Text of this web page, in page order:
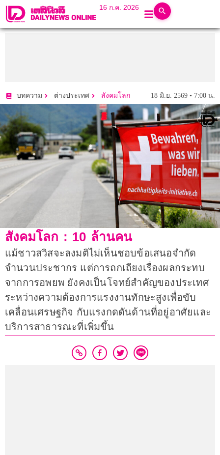
16 ก.ค. 2026
บทความ ต่างประเทศ สังคมโลก 18 มิ.ย. 2569 • 7:00 น.
สังคมโลก : 10 ล้านคน
แม้ชาวสวิสจะลงมติไม่เห็นชอบข้อเสนอจำกัด
จำนวนประชากร แต่การถกเถียงเรื่องผลกระทบ
จากการอพยพ ยังคงเป็นโจทย์สำคัญของประเทศ
ระหว่างความต้องการแรงงานทักษะสูงเพื่อขับ
เคลื่อนเศรษฐกิจ กับแรงกดดันด้านที่อยู่อาศัยและ
บริการสาธารณะที่เพิ่มขึ้น